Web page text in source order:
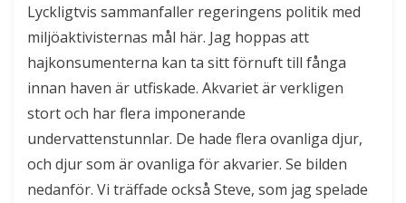
Lyckligtvis sammanfaller regeringens politik med
miljöaktivisternas mål här. Jag hoppas att
hajkonsumenterna kan ta sitt förnuft till fånga
innan haven är utfiskade. Akvariet är verkligen
stort och har flera imponerande
undervattenstunnlar. De hade flera ovanliga djur,
och djur som är ovanliga för akvarier. Se bilden
nedanför. Vi träffade också Steve, som jag spelade